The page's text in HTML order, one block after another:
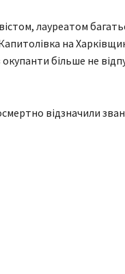
лауреатом
на
окупанти більше не
відзначили